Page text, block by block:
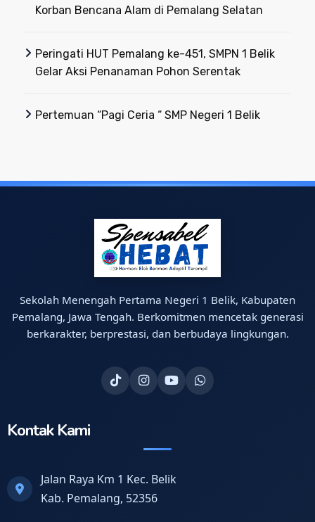
Korban Bencana Alam di Pemalang Selatan
Peringati HUT Pemalang ke-451, SMPN 1 Belik
Gelar Aksi Penanaman Pohon Serentak
Pertemuan “Pagi Ceria “ SMP Negeri 1 Belik
Sekolah Menengah Pertama Negeri 1 Belik, Kabupaten
Pemalang, Jawa Tengah. Berkomitmen mencetak generasi
berkarakter, berprestasi, dan berbudaya lingkungan.
Kontak Kami
Jalan Raya Km 1 Kec. Belik
Kab. Pemalang, 52356